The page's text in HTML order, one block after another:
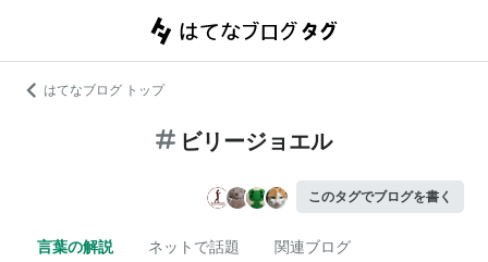
はてなブログ トップ
ビリージョエル
このタグでブログを書く
言葉の解説 ネットで話題 関連ブログ